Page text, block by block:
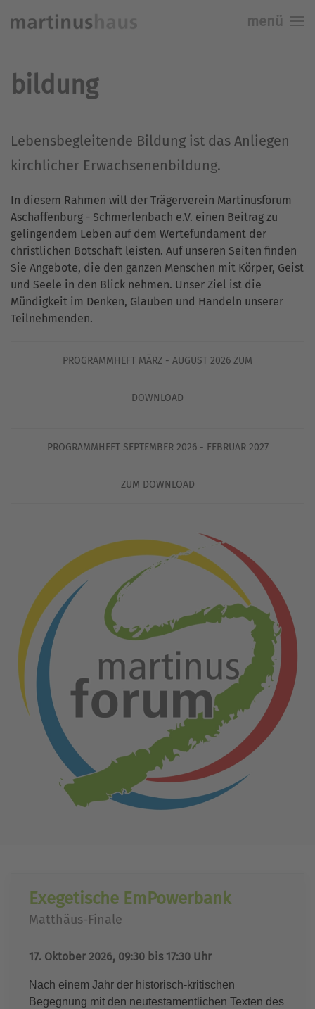
menü
bildung
Lebensbegleitende Bildung ist das Anliegen
kirchlicher Erwachsenenbildung.
In diesem Rahmen will der Trägerverein Martinusforum
Aschaffenburg - Schmerlenbach e.V. einen Beitrag zu
gelingendem Leben auf dem Wertefundament der
christlichen Botschaft leisten. Auf unseren Seiten finden
Sie Angebote, die den ganzen Menschen mit Körper, Geist
und Seele in den Blick nehmen. Unser Ziel ist die
Mündigkeit im Denken, Glauben und Handeln unserer
Teilnehmenden.
PROGRAMMHEFT MÄRZ - AUGUST 2026 ZUM
DOWNLOAD
PROGRAMMHEFT SEPTEMBER 2026 - FEBRUAR 2027
ZUM DOWNLOAD
Exegetische EmPowerbank
Matthäus-Finale
17. Oktober 2026, 09:30 bis 17:30 Uhr
Nach einem Jahr der historisch-kritischen
Begegnung mit den neutestamentlichen Texten des